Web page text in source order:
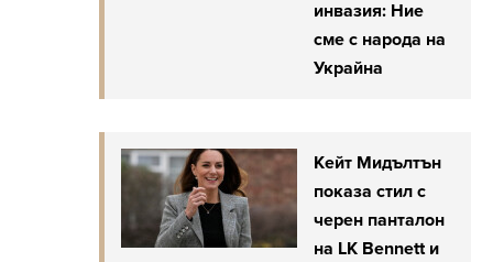
инвазия: Ние
сме с народа на
Украйна
Кейт Мидълтън
показа стил с
черен панталон
на LK Bennett и